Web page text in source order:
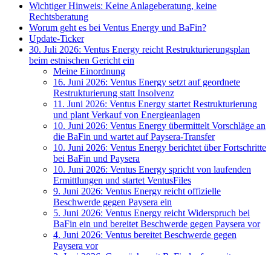
Wichtiger Hinweis: Keine Anlageberatung, keine
Rechtsberatung
Worum geht es bei Ventus Energy und BaFin?
Update-Ticker
30. Juli 2026: Ventus Energy reicht Restrukturierungsplan
beim estnischen Gericht ein
Meine Einordnung
16. Juni 2026: Ventus Energy setzt auf geordnete
Restrukturierung statt Insolvenz
11. Juni 2026: Ventus Energy startet Restrukturierung
und plant Verkauf von Energieanlagen
10. Juni 2026: Ventus Energy übermittelt Vorschläge an
die BaFin und wartet auf Paysera-Transfer
10. Juni 2026: Ventus Energy berichtet über Fortschritte
bei BaFin und Paysera
10. Juni 2026: Ventus Energy spricht von laufenden
Ermittlungen und startet VentusFiles
9. Juni 2026: Ventus Energy reicht offizielle
Beschwerde gegen Paysera ein
5. Juni 2026: Ventus Energy reicht Widerspruch bei
BaFin ein und bereitet Beschwerde gegen Paysera vor
4. Juni 2026: Ventus bereitet Beschwerde gegen
Paysera vor